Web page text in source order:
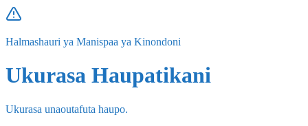
Halmashauri ya Manispaa ya Kinondoni
Ukurasa Haupatikani
Ukurasa unaoutafuta haupo.